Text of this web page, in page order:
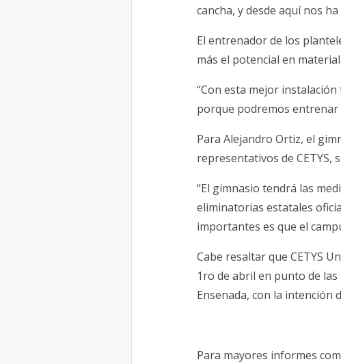
cancha, y desde aquí nos
El entrenador de los
más el potencial en
“Con esta mejor
porque podremos entrenar
Para Alejandro Ortiz, el
representativos de CETYS,
“El gimnasio tendrá las
eliminatorias estatales
importantes es que el
Cabe resaltar que CETYS
1ro de abril en punto de las
Ensenada, con la intención
Para mayores informes